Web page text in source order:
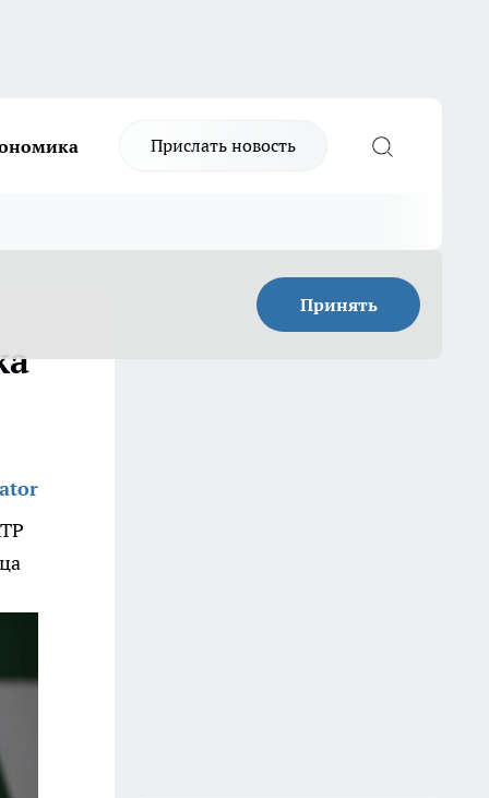
Прислать новость
Принять